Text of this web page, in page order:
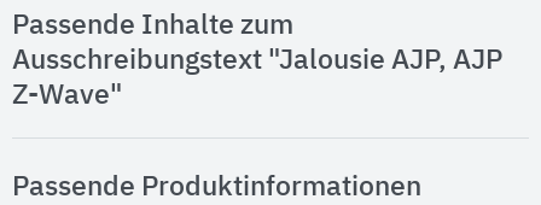
Passende Inhalte zum
Ausschreibungstext "Jalousie AJP, AJP
Z-Wave"
Passende Produktinformationen